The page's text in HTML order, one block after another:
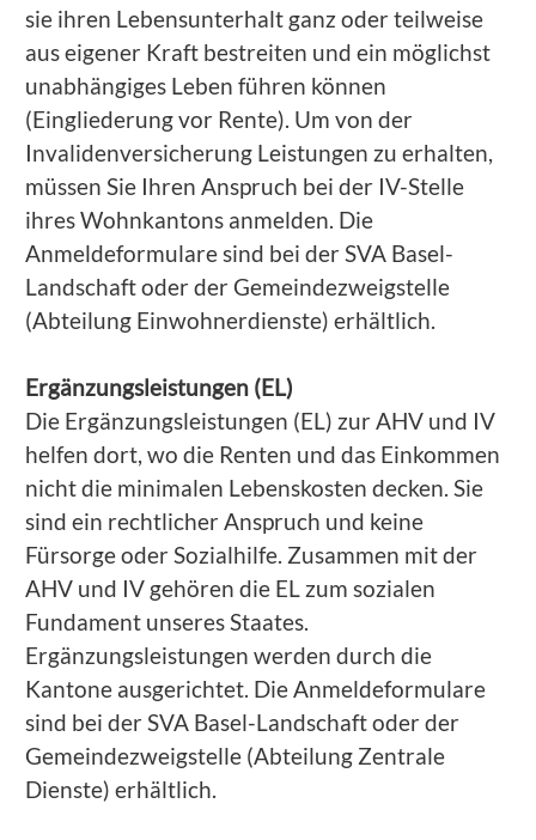
sie ihren Lebensunterhalt ganz oder teilweise
aus eigener Kraft bestreiten und ein möglichst
unabhängiges Leben führen können
(Eingliederung vor Rente). Um von der
Invalidenversicherung Leistungen zu erhalten,
müssen Sie Ihren Anspruch bei der IV-Stelle
ihres Wohnkantons anmelden. Die
Anmeldeformulare sind bei der SVA Basel-
Landschaft oder der Gemeindezweigstelle
(Abteilung Einwohnerdienste) erhältlich.
Ergänzungsleistungen (EL)
Die Ergänzungsleistungen (EL) zur AHV und IV
helfen dort, wo die Renten und das Einkommen
nicht die minimalen Lebenskosten decken. Sie
sind ein rechtlicher Anspruch und keine
Fürsorge oder Sozialhilfe. Zusammen mit der
AHV und IV gehören die EL zum sozialen
Fundament unseres Staates.
Ergänzungsleistungen werden durch die
Kantone ausgerichtet. Die Anmeldeformulare
sind bei der SVA Basel-Landschaft oder der
Gemeindezweigstelle (Abteilung Zentrale
Dienste) erhältlich.